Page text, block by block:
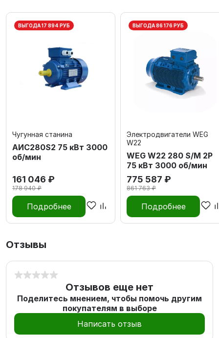
ВЫГОДА 17 894 РУБ
Чугунная станина
АИС280S2 75 кВт 3000
об/мин
161 046 ₽
178 940 ₽
Подробнее
ВЫГОДА 86 176 РУБ
Электродвигатели WEG
W22
WEG W22 280 S/M 2P
75 кВт 3000 об/мин
775 587 ₽
861 763 ₽
Подробнее
Отзывы
Отзывов еще нет
Поделитесь мнением, чтобы помочь другим
покупателям в выборе
Написать отзыв